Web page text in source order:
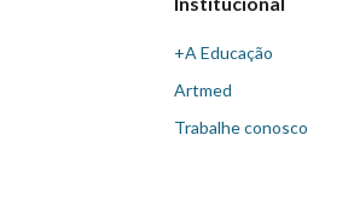
+A Educação
Artmed
Trabalhe conosco